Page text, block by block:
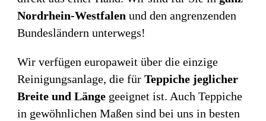
Nordrhein-Westfalen und den angrenzenden
Bundesländern unterwegs!
Wir verfügen europaweit über die einzige
Reinigungsanlage, die für Teppiche jeglicher
Breite und Länge geeignet ist. Auch Teppiche
in gewöhnlichen Maßen sind bei uns in besten